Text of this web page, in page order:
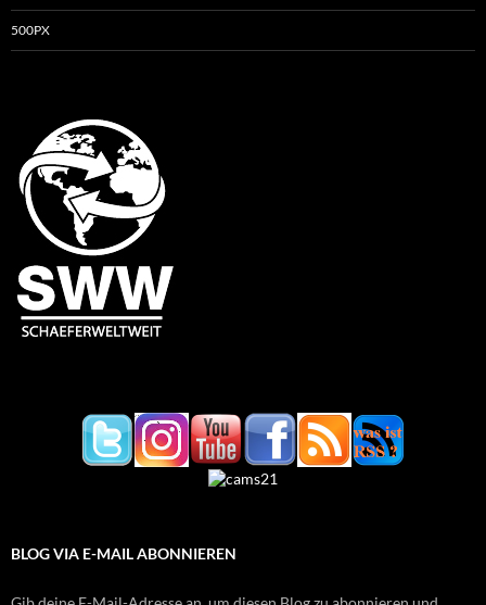
500PX
BLOG VIA E-MAIL ABONNIEREN